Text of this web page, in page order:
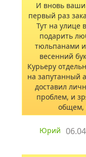
И вновь ваши
первый раз
Тут на улице
подарить
тюльпанами
весенний
Курьеру
на запутанный
доставил
проблем, и
общем,
Юрий